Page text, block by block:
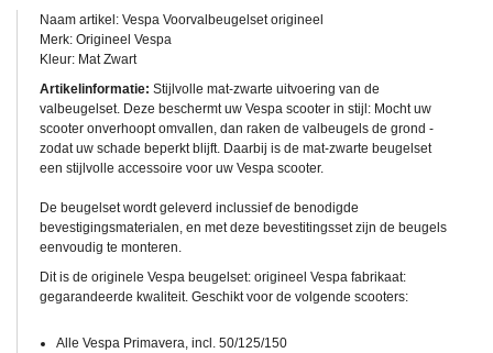
Naam artikel: Vespa Voorvalbeugelset origineel
Merk: Origineel Vespa
Kleur: Mat Zwart
Artikelinformatie: Stijlvolle mat-zwarte uitvoering van de
valbeugelset. Deze beschermt uw Vespa scooter in stijl: Mocht uw
scooter onverhoopt omvallen, dan raken de valbeugels de grond -
zodat uw schade beperkt blijft. Daarbij is de mat-zwarte beugelset
een stijlvolle accessoire voor uw Vespa scooter.
De beugelset wordt geleverd inclussief de benodigde
bevestigingsmaterialen, en met deze bevestitingsset zijn de beugels
eenvoudig te monteren.
Dit is de originele Vespa beugelset: origineel Vespa fabrikaat:
gegarandeerde kwaliteit. Geschikt voor de volgende scooters:
Alle Vespa Primavera, incl. 50/125/150